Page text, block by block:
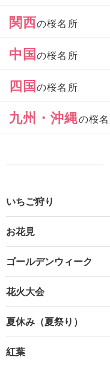
関西の桜名所
中国の桜名所
四国の桜名所
九州・沖縄の桜
いちご狩り
お花見
ゴールデンウィーク
花火大会
夏休み（夏祭り）
紅葉